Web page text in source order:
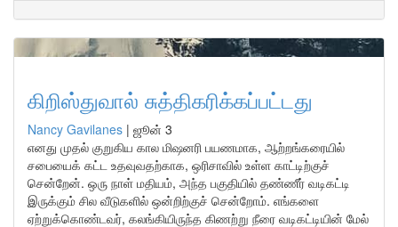
கிறிஸ்துவால் சுத்திகரிக்கப்பட்டது
Nancy Gavilanes | ஜூன் 3
எனது முதல் குறுகிய கால மிஷனரி பயணமாக, ஆற்றங்கரையில்
சபையைக் கட்ட உதவுவதற்காக, ஒரிசாவில் உள்ள காட்டிற்குச்
சென்றேன். ஒரு நாள் மதியம், அந்த பகுதியில் தண்ணீர் வடிகட்டி
இருக்கும் சில வீடுகளில் ஒன்றிற்குச் சென்றோம். எங்களை
ஏற்றுக்கொண்டவர், கலங்கியிருந்த கிணற்று நீரை வடிகட்டியின் மேல்